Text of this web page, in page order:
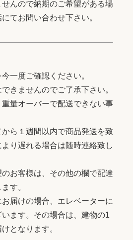
んので納期のご希望がある場
てお問い合わせ下さい。
一度ご確認ください。
きませんのでご了承下さい。
重量オーバーで配送できない事
から１週間以内で商品発送を致
り遅れる場合は随時連絡致し
のお客様は、その他の欄で配達
す。
お届けの場合、エレベーターに
ます。その場合は、建物の1
となります。